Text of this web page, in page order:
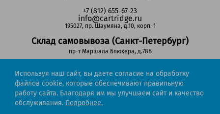
+7 (812) 655-67-23
info@cartridge.ru
195027, пр. Шаумяна, д.10, корп. 1
Склад самовывоза (Санкт-Петербург)
пр-т Маршала Блюхера, д.78Б
Регионы РФ
8-800-302-51-53
(звонок бесплатный)
Используя наш сайт, вы даете согласие на обработку
файлов cookie, которые обеспечивают правильную
работу сайта. Благодаря им мы улучшаем сайт и качество
обслуживания. Подробнее.